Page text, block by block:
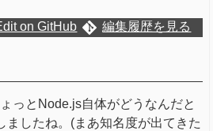
on GitHub 編集履歴を見る
っとNode.js自体がどうなんだと
ましたね。(まあ知名度が出てきた